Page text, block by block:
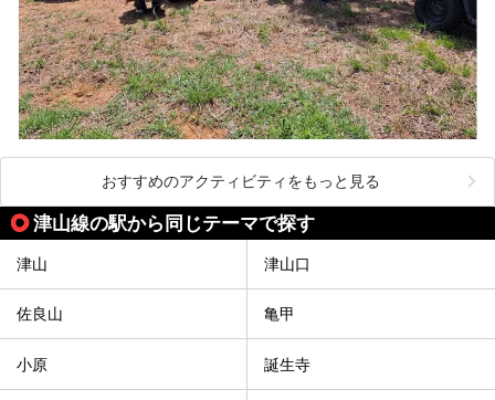
おすすめのアクティビティをもっと見る
津山線の駅から同じテーマで探す
津山 津山口
佐良山 亀甲
小原 誕生寺